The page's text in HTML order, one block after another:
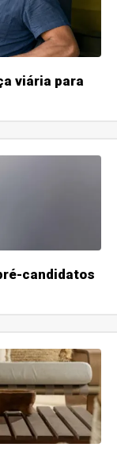
viária para
candidatos